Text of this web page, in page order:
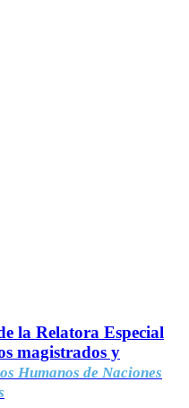
la Relatora Especial
magistrados y
Humanos de Naciones